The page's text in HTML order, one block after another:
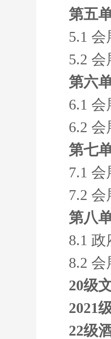
第五
5.1
5.2
第六
6.1
6.2
第七
7.1
7.2
第八
8.1
8.2
20级
2021
22级